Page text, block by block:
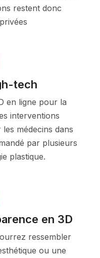
restent donc
tech
en ligne pour la
interventions
médecins dans
par plusieurs
plastique.
en 3D
ressembler
ou une